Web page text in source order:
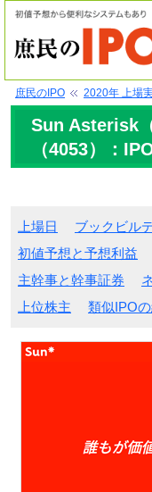
庶民のIPO 2020年 上場
Sun Asterisk
（4053）：
上場日 ブックビル
初値予想と予想利益
主幹事と幹事証券
上位株主
類似IPO